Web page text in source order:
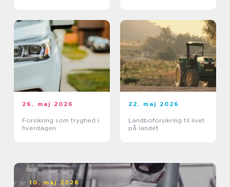
26. maj 2026
Forsikring som tryghed i
hverdagen
22. maj 2026
Landboforsikring til livet
på landet
10. maj 2026